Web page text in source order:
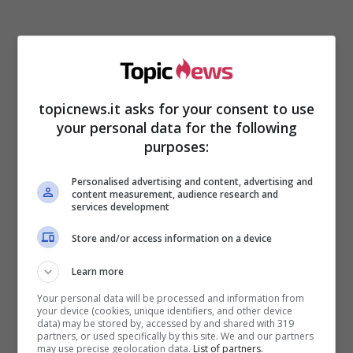
provvedimenti in
arrivo? Ecco la grave
denuncia
A far scattare questa nuova e prorompente
polemica ci hanno pensato Roger Balduino ed
Estefania Bernal. I due naufraghi che formano
una coppia hanno puntato il dito contro
Nunez
, una delle ultime arrivate sulle spiagge
dell’Honduras. L’ex modella ha ricevuto una
proposta da parte della produzione insieme
all’altro capo squadraNicolas Vaporidis.
topicnews.it asks for your consent to use
your personal data for the following
purposes:
Personalised advertising and content, advertising and
content measurement, audience research and
services development
Store and/or access information on a device
Learn more
Your personal data will be processed and information from
your device (cookies, unique identifiers, and other device
data) may be stored by, accessed by and shared with 319
partners, or used specifically by this site. We and our partners
may use precise geolocation data. List of partners.